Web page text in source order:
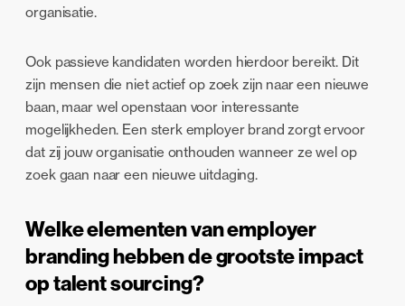
organisatie.
Ook passieve kandidaten worden hierdoor bereikt. Dit
zijn mensen die niet actief op zoek zijn naar een nieuwe
baan, maar wel openstaan voor interessante
mogelijkheden. Een sterk employer brand zorgt ervoor
dat zij jouw organisatie onthouden wanneer ze wel op
zoek gaan naar een nieuwe uitdaging.
Welke elementen van employer
branding hebben de grootste impact
op talent sourcing?